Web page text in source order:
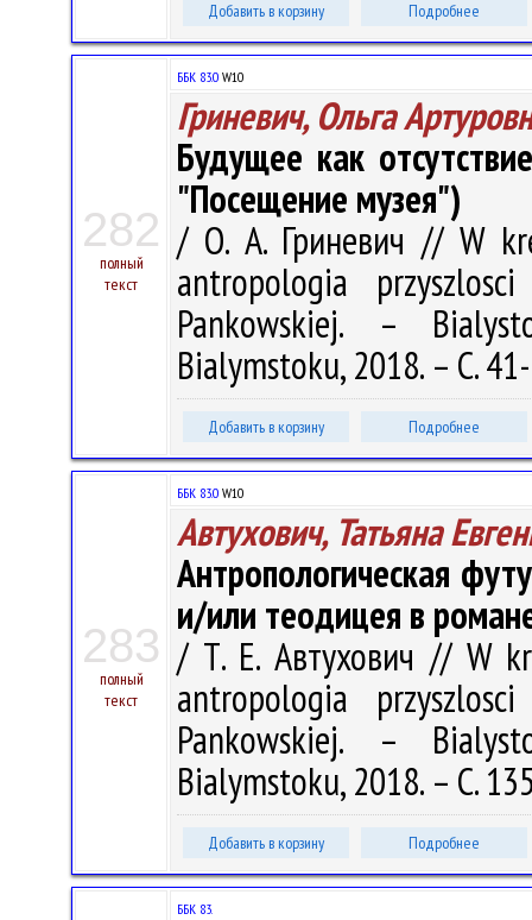
Добавить в корзину Подробнее
282
полный
текст
ББК 83.0 W10
Гриневич, Ольга
Будущее как
"Посещение музея")
/ О. А. Гриневич // W
antropologia
Pankowskiej. –
Bialymstoku, 2018. – С.
Добавить в корзину Подробнее
283
полный
текст
ББК 83.0 W10
Автухович, Татьяна
Антропологическая
и/или теодицея в
/ Т. Е. Автухович // W
antropologia
Pankowskiej. –
Bialymstoku, 2018. – С.
Добавить в корзину Подробнее
ББК 83.